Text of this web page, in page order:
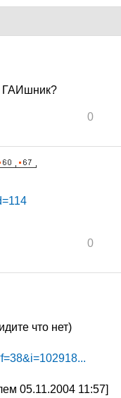
ГАИшник?
0
0
что нет)
05.11.2004 11:57]